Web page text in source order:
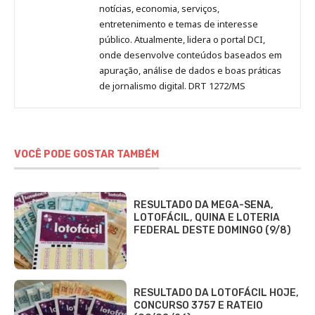
notícias, economia, serviços,
entretenimento e temas de interesse
público. Atualmente, lidera o portal DCI,
onde desenvolve conteúdos baseados em
apuração, análise de dados e boas práticas
de jornalismo digital. DRT 1272/MS
VOCÊ PODE GOSTAR TAMBÉM
RESULTADO DA MEGA-SENA,
LOTOFÁCIL, QUINA E LOTERIA
FEDERAL DESTE DOMINGO (9/8)
RESULTADO DA LOTOFÁCIL HOJE,
CONCURSO 3757 E RATEIO